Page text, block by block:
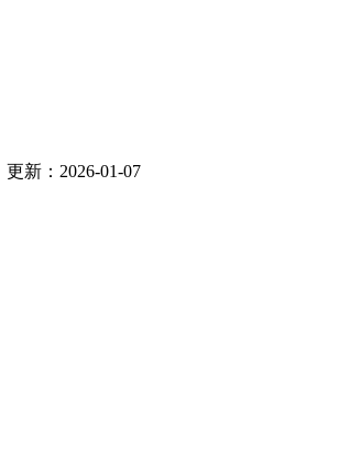
更新：2026-01-07